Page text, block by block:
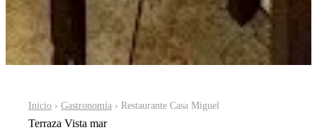
Inicio › Gastronomía › Restaurante Casa Miguel
Terraza Vista mar